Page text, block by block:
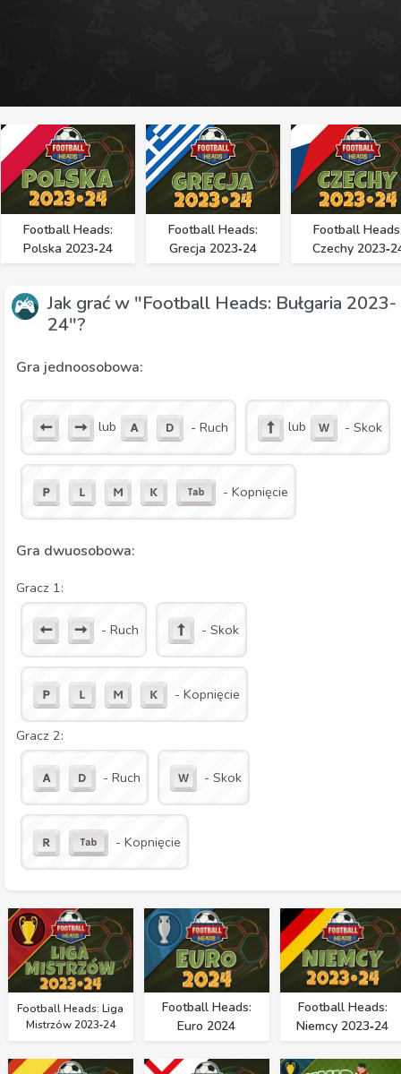
Football Heads:
Polska 2023‑24
Football Heads:
Grecja 2023‑24
Football
Czechy
Jak grać w "Football Heads: Bułgaria 2023-
24"?
Gra jednoosobowa:
lub - Ruch lub - Skok
- Kopnięcie
Gra dwuosobowa:
Gracz 1:
- Ruch - Skok
- Kopnięcie
Gracz 2:
- Ruch - Skok
- Kopnięcie
Football Heads: Liga
Mistrzów 2023‑24
Football Heads:
Euro 2024
Football Heads:
Niemcy 2023‑24